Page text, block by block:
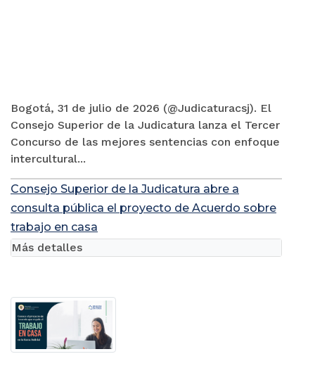
Bogotá, 31 de julio de 2026 (@Judicaturacsj). El
Consejo Superior de la Judicatura lanza el Tercer
Concurso de las mejores sentencias con enfoque
intercultural...
Consejo Superior de la Judicatura abre a
consulta pública el proyecto de Acuerdo sobre
trabajo en casa
Más detalles